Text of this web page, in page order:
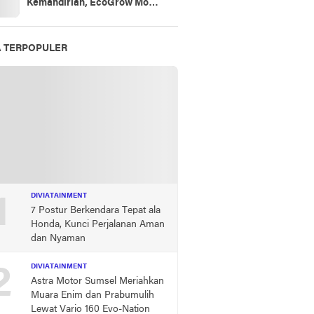
Kemandirian, EcoGrow Mom
Karangan
TERPOPULER
DIVIATAINMENT
7 Postur Berkendara Tepat ala
Honda, Kunci Perjalanan Aman
dan Nyaman
DIVIATAINMENT
Astra Motor Sumsel Meriahkan
Muara Enim dan Prabumulih
Lewat Vario 160 Evo-Nation